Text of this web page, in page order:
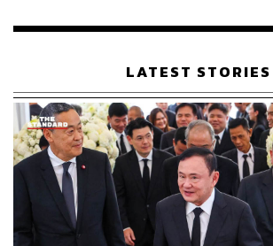
เรือนไทยที่ถูกซุกไว้
LATEST STORIES